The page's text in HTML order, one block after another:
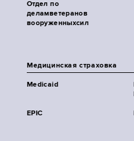
Отдел по
деламветеранов
вооруженныхсил
Медицинская страховка
Medicaid
EPIC